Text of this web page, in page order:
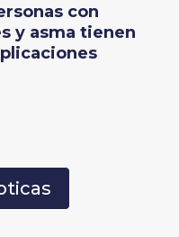
con
y asma tienen